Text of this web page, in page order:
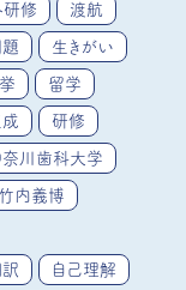
研修 渡航
生きがい
留学
研修
奈川歯科大学
竹内義博
自己理解